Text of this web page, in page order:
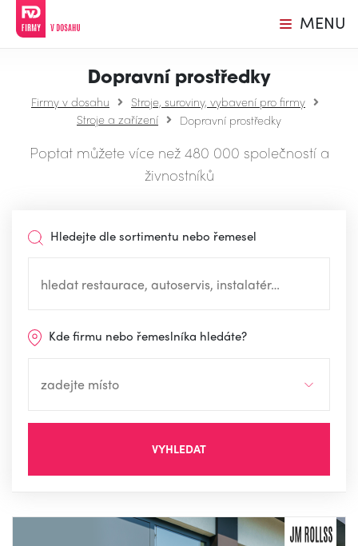
MENU
Dopravní prostředky
Firmy v dosahu
Stroje, suroviny, vybavení pro firmy
Stroje a zařízení
Dopravní prostředky
Poptat můžete více než 480 000 společností a
živnostníků
Hledejte dle sortimentu nebo řemesel
Kde firmu nebo řemeslníka hledáte?
VYHLEDAT